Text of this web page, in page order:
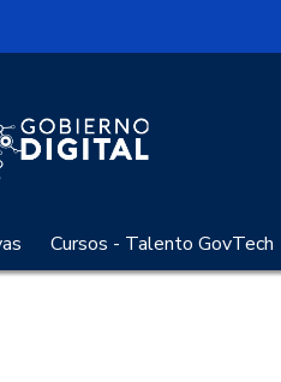
TIC
Cursos - Talento GovTech